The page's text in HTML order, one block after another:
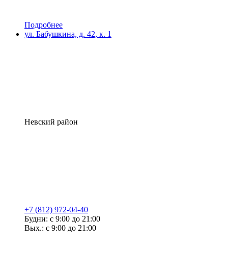
Подробнее
ул. Бабушкина, д. 42, к. 1
Невский район
+7 (812) 972-04-40
Будни: с 9:00 до 21:00
Вых.: с 9:00 до 21:00